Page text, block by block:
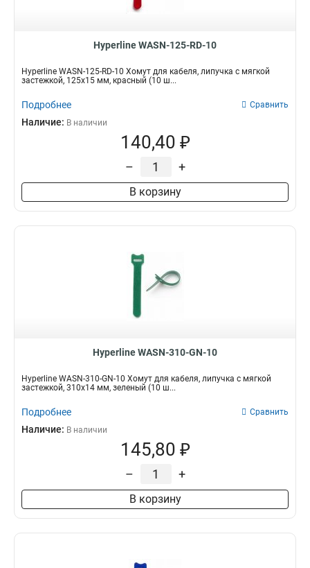
Hyperline WASN-125-RD-10
Hyperline WASN-125-RD-10 Хомут для кабеля, липучка с мягкой
застежкой, 125x15 мм, красный (10 ш...
Подробнее Сравнить
Наличие: В наличии
140,40 ₽
– +
В корзину
Hyperline WASN-310-GN-10
Hyperline WASN-310-GN-10 Хомут для кабеля, липучка с мягкой
застежкой, 310x14 мм, зеленый (10 ш...
Подробнее Сравнить
Наличие: В наличии
145,80 ₽
– +
В корзину